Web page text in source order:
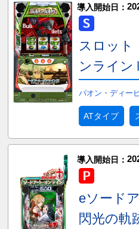
導入開始日：
スロット
ンライン
パオン・ディー
ATタイプ
導入開始日：
eソード
閃光の軌